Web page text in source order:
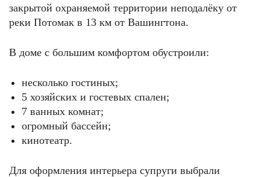
закрытой охраняемой территории неподалёку от
реки Потомак в 13 км от Вашингтона.
В доме с большим комфортом обустроили:
несколько гостиных;
5 хозяйских и гостевых спален;
7 ванных комнат;
огромный бассейн;
кинотеатр.
Для оформления интерьера супруги выбрали